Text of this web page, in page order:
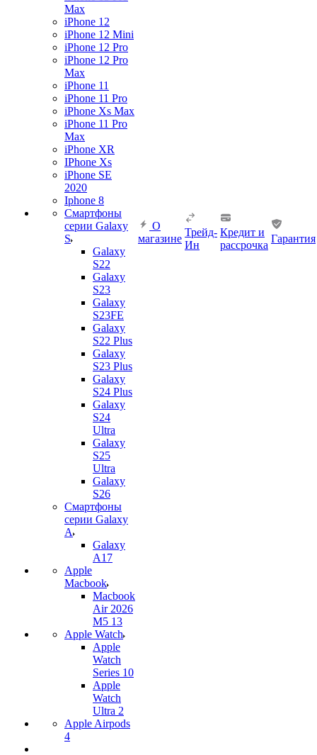
Max
iPhone 12
iPhone 12 Mini
iPhone 12 Pro
iPhone 12 Pro
Max
iPhone 11
iPhone 11 Pro
iPhone Xs Max
iPhone 11 Pro
Max
iPhone XR
IPhone Xs
iPhone SE
2020
Iphone 8
Смартфоны
серии Galaxy
S
Galaxy
S22
Galaxy
S23
Galaxy
S23FE
Galaxy
S22 Plus
Galaxy
S23 Plus
Galaxy
S24 Plus
Galaxy
S24
Ultra
Galaxy
S25
Ultra
Galaxy
S26
Смартфоны
серии Galaxy
A
Galaxy
A17
Apple
Macbook
Macbook
Air 2026
M5 13
Apple Watch
Apple
Watch
Series 10
Apple
Watch
Ultra 2
Apple Airpods
4
О
магазине
Трейд-
Ин
Кредит и
рассрочка
Гарантия